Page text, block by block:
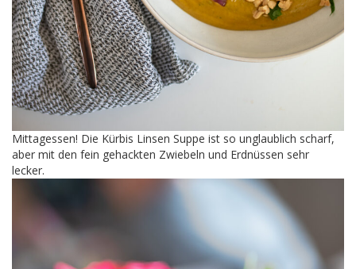
Mittagessen! Die Kürbis Linsen Suppe ist so unglaublich scharf,
aber mit den fein gehackten Zwiebeln und Erdnüssen sehr
lecker.